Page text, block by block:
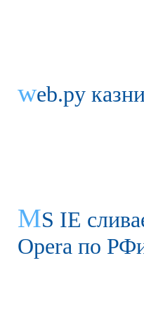
web.py
MS IE
Opera по